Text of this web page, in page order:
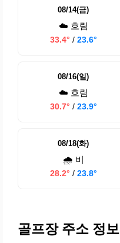
08/14(금)
☁️ 흐림
33.4° / 23.6°
08/16(일)
☁️ 흐림
30.7° / 23.9°
08/18(화)
🌧️ 비
28.2° / 23.8°
골프장 주소 정보